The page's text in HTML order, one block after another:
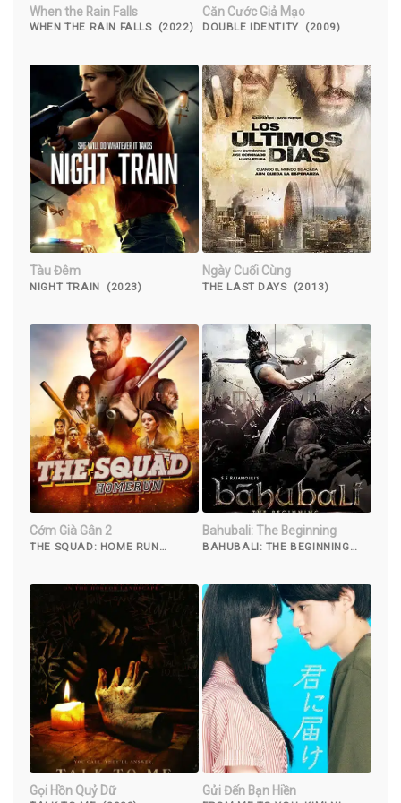
When the Rain Falls
WHEN THE RAIN FALLS (2022)
Căn Cước Giả Mạo
DOUBLE IDENTITY (2009)
Tàu Đêm
NIGHT TRAIN (2023)
Ngày Cuối Cùng
THE LAST DAYS (2013)
Cớm Già Gân 2
THE SQUAD: HOME RUN
Bahubali: The Beginning
BAHUBALI: THE BEGINNING
Gọi Hồn Quỷ Dữ Gửi Đến Bạn Hiền